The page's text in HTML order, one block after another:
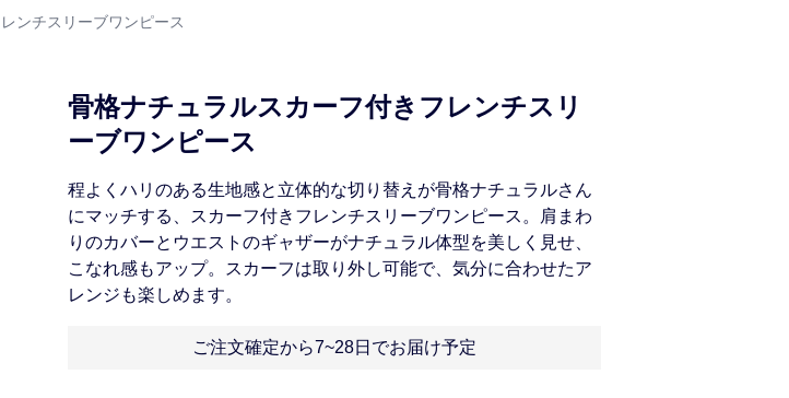
ンチスリーブワンピース
骨格ナチュラルスカーフ付きフレンチスリ
ーブワンピース
程よくハリのある生地感と立体的な切り替えが骨格ナチュラルさん
にマッチする、スカーフ付きフレンチスリーブワンピース。肩まわ
りのカバーとウエストのギャザーがナチュラル体型を美しく見せ、
こなれ感もアップ。スカーフは取り外し可能で、気分に合わせたア
レンジも楽しめます。
ご注文確定から7~28日でお届け予定